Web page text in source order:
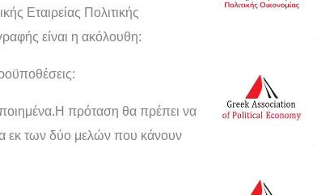
Εταιρείας Πολιτικής
είναι η ακόλουθη:
πρόταση θα πρέπει να
εκ των δύο μελών που κάνουν